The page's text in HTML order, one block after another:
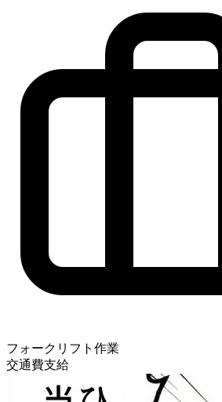
フォークリフト作業
交通費支給